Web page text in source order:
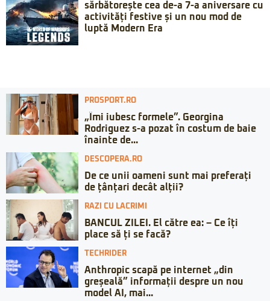
sărbătorește cea de-a 7-a aniversare cu
activități festive și un nou mod de
luptă Modern Era
PROSPORT.RO
„Îmi iubesc formele”. Georgina
Rodriguez s-a pozat în costum de baie
înainte de...
DESCOPERA.RO
De ce unii oameni sunt mai preferați
de țânțari decât alții?
RAZI CU LACRIMI
BANCUL ZILEI. El către ea: – Ce îți
place să ți se facă?
TECHRIDER
Anthropic scapă pe internet „din
greșeală” informații despre un nou
model AI, mai...